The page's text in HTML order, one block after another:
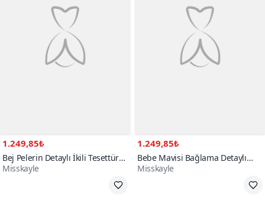
1.249,85₺
Bej Pelerin Detaylı İkili Tesettür
Takım
Misskayle
1.249,85₺
Bebe Mavisi Bağlama Detaylı
Kimono İkili Tesettür Takım
Misskayle